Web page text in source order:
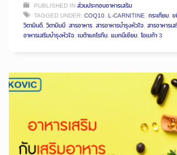
PUBLISHED INส่วนประกอบอาหารเสริม
TAGGED UNDER: COQ10, L-CARNITINE, กระเทียม,
วิตามินดี, วิตามินบี, สารอาหาร, สารอาหารบำรุงหัวใจ, สารอาหารเ
อาหารเสริมบำรุงหัวใจ, เบต้าแคโรทีน, แมกนีเซียม, โอเมก้า 3